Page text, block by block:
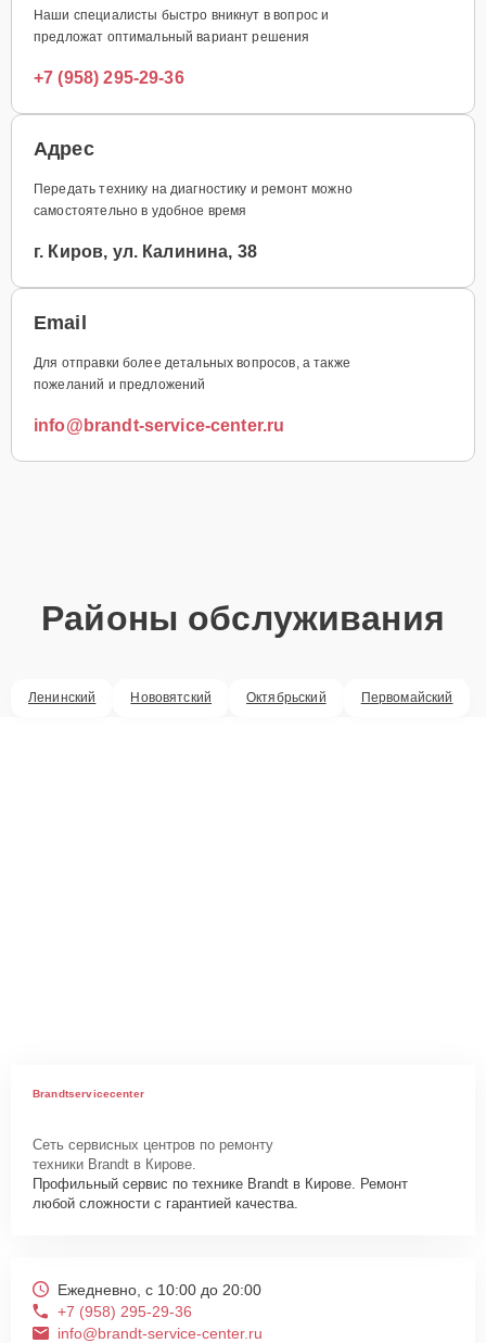
Наши специалисты быстро вникнут в вопрос и
предложат оптимальный вариант решения
+7 (958) 295-29-36
Адрес
Передать технику на диагностику и ремонт можно
самостоятельно в удобное время
г. Киров, ул. Калинина, 38
Email
Для отправки более детальных вопросов, а также
пожеланий и предложений
info@brandt-service-center.ru
Районы обслуживания
Ленинский Нововятский Октябрьский Первомайский
Brandtservicecenter
Сеть сервисных центров по ремонту
техники Brandt в Кирове.
Профильный сервис по технике Brandt в Кирове. Ремонт
любой сложности с гарантией качества.
Ежедневно, с 10:00 до 20:00
+7 (958) 295-29-36
info@brandt-service-center.ru